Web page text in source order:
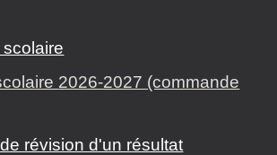
2026-2027 (commande
révision d'un résultat